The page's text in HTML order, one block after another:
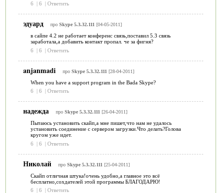
6
| 6 | Ответить
эдуард про Skype 5.3.32.111 [04-05-2011]
в сайпе 4.2 не работает конференс связь,поставил 5.3 связь
заработала,а добавить контакт пропал. че за фигня?
6
| 6 | Ответить
anjanmadi про Skype 5.3.32.111 [28-04-2011]
When you have a support program in the Bada Skype?
6
| 6 | Ответить
надежда про Skype 5.3.32.111 [26-04-2011]
Пытаюсь установить скайп,а мне пишет,что нам не удалось
установить соединение с сервером загрузки.Что делать?Голова
кругом уже идет.
6
| 6 | Ответить
Николай про Skype 5.3.32.111 [25-04-2011]
Скайп отличная штука!очень удобно,а главное это всё
бесплатно,сохдателей этой программы БЛАГОДАРЮ!
6
| 6 | Ответить